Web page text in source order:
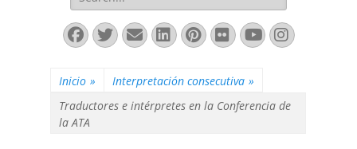
Facebook
Twitter
Correo
electrónico
LinkedIn
Pinterest
FlickrYouTube
Inicio » Interpretación consecutiva »
Traductores e intérpretes en la Conferencia de
la ATA